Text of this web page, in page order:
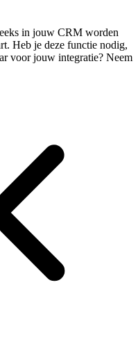
in jouw CRM worden
Heb je deze functie nodig,
voor jouw integratie? Neem